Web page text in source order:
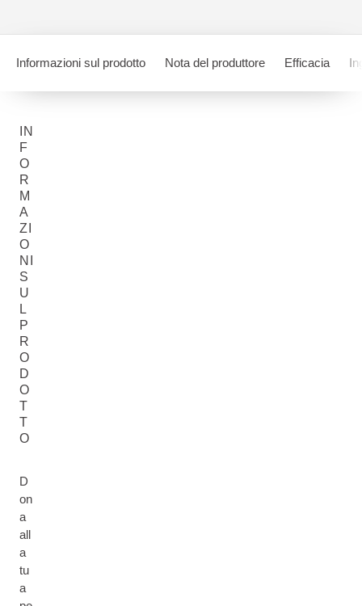
Informazioni sul prodotto Nota del produttore Efficacia
IN
F
O
R
M
A
ZI
O
NI
S
U
L
P
R
O
D
O
T
T
O
D
on
a
all
a
tu
a